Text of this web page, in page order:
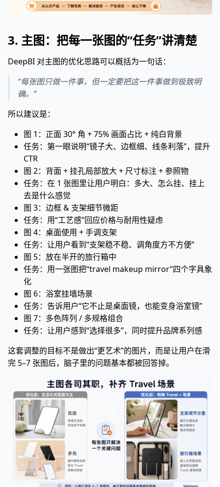
3. 主图：把每一张图的“任务”讲清楚
DeepBI 对主图的优化思路可以概括为一句话：
“每张图只做一件事，但一定要把这一件事做到极致明
确。”
所以建议是：
图 1：正面 30° 角 + 75% 画面占比 + 纯白背景
任务：第一眼说明“镜子大、边框细、线条利落”，提升
CTR
图 2：背面 + 挂孔局部放大 + 尺寸标注 + 参照物
任务：在 1 张图里让用户明白：多大、怎么挂、挂上
去是什么感觉
图 3：边框 & 支架细节微距
任务：用“工艺感”回应价格与耐用性疑虑
图 4：桌面使用 + 手调支架
任务：让用户看到“支架稳不稳、调角度方不方便”
图 5：放在半开的旅行箱中
任务：用一张图把“travel makeup mirror”四个字具象
化
图 6：浴室挂墙场景
任务：告诉用户“它不止是桌面镜，也能变身浴室镜”
图 7：多色阵列 / 多规格组合
任务：让用户感到“选择很多”，同时提升品牌系列感
这套调整的目标不是做出“更艺术”的图片，而是让用户在滑
完 5–7 张图后，脑子里的问题基本都被回答掉。